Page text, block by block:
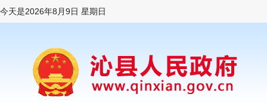
今天是2026年8月9日 星期日